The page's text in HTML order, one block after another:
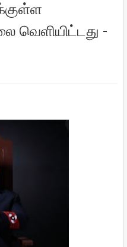
வெளியிட்டது -